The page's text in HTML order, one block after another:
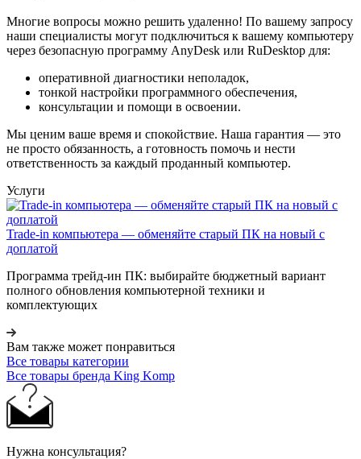
Многие вопросы можно решить удаленно! По вашему запросу
наши специалисты могут подключиться к вашему компьютеру
через безопасную программу AnyDesk или RuDesktop для:
оперативной диагностики неполадок,
тонкой настройки программного обеспечения,
консультации и помощи в освоении.
Мы ценим ваше время и спокойствие. Наша гарантия — это
не просто обязанность, а готовность помочь и нести
ответственность за каждый проданный компьютер.
Услуги
Trade-in компьютера — обменяйте старый ПК на новый с
доплатой
Программа трейд-ин ПК: выбирайте бюджетный вариант
полного обновления компьютерной техники и
комплектующих
Вам также может понравиться
Все товары категории
Все товары бренда King Komp
Нужна консультация?